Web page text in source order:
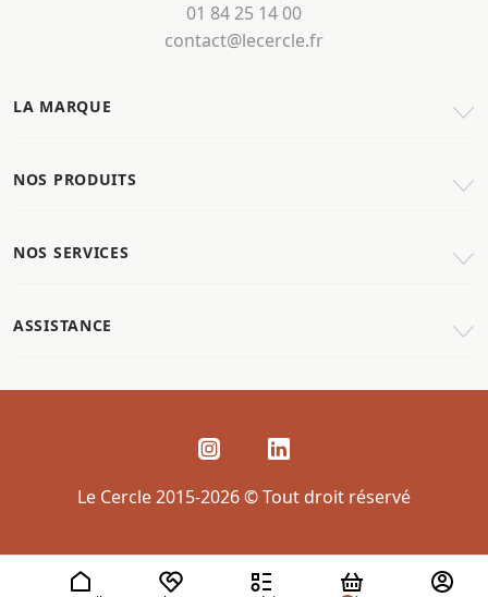
01 84 25 14 00
contact@lecercle.fr
LA MARQUE
NOS PRODUITS
NOS SERVICES
ASSISTANCE
Le Cercle 2015-2026 © Tout droit réservé